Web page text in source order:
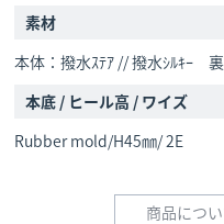
素材
本体：撥水ｽﾃｱ // 撥水ｼﾙｷｰ 裏
本底 / ヒール高 / ワイズ
Rubber mold/H45㎜/ 2E
商品につ